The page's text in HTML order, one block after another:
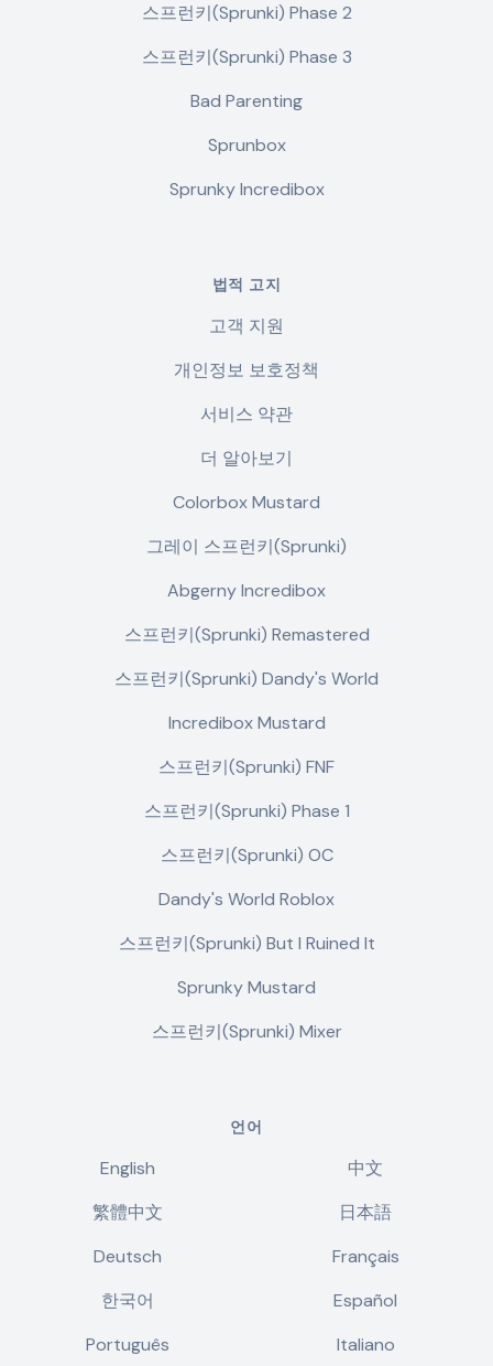
스프런키(Sprunki) Phase 2
스프런키(Sprunki) Phase 3
Bad Parenting
Sprunbox
Sprunky Incredibox
법적 고지
고객 지원
개인정보 보호정책
서비스 약관
더 알아보기
Colorbox Mustard
그레이 스프런키(Sprunki)
Abgerny Incredibox
스프런키(Sprunki) Remastered
스프런키(Sprunki) Dandy's World
Incredibox Mustard
스프런키(Sprunki) FNF
스프런키(Sprunki) Phase 1
스프런키(Sprunki) OC
Dandy's World Roblox
스프런키(Sprunki) But I Ruined It
Sprunky Mustard
스프런키(Sprunki) Mixer
언어
English
中文
繁體中文
日本語
Deutsch
Français
한국어
Español
Português
Italiano